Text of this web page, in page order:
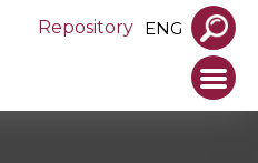
Repository ENG